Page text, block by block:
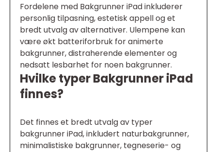
Fordelene med Bakgrunner iPad inkluderer
personlig tilpasning, estetisk appell og et
bredt utvalg av alternativer. Ulempene kan
være økt batteriforbruk for animerte
bakgrunner, distraherende elementer og
nedsatt lesbarhet for noen bakgrunner.
Hvilke typer Bakgrunner iPad
finnes?
Det finnes et bredt utvalg av typer
bakgrunner iPad, inkludert naturbakgrunner,
minimalistiske bakgrunner, tegneserie- og